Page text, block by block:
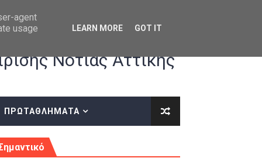
οδηγίες επί του ΚΑΝΟΝΙΣΜΟΥ ΕΓΓΡΑΦΩΝ-ΜΕΤΑΓΡΑΦΩΝ ΤΗΣ
Νότιας Αττικής
ΠΡΩΤΑΘΛΗΜΑΤΑ
agent
usage
LEARN MORE GOT IT